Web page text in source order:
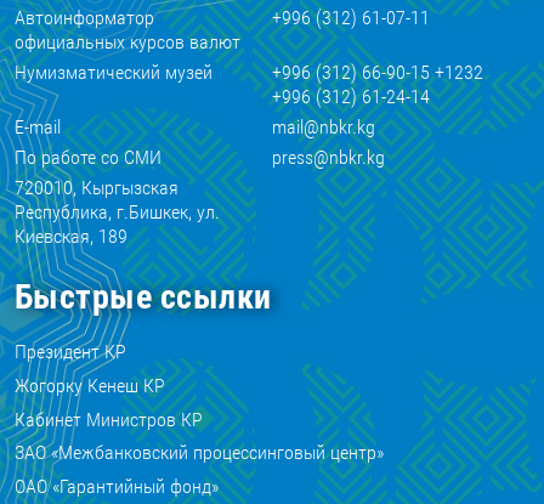
Автоинформатор
официальных курсов валют
+996 (312) 61-07-11
Нумизматический музей
+996 (312) 66-90-15 +1232
+996 (312) 61-24-14
E-mail
mail@nbkr.kg
По работе со СМИ
press@nbkr.kg
720010, Кыргызская
Республика, г.Бишкек, ул.
Киевская, 189
Быстрые ссылки
Президент КР
Жогорку Кенеш КР
Кабинет Министров КР
ЗАО «Межбанковский процессинговый центр»
ОАО «Гарантийный фонд»